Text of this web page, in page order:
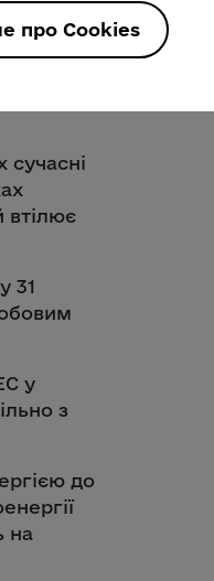
сучасні
втілює
31
у
з
до
на
про Cookies